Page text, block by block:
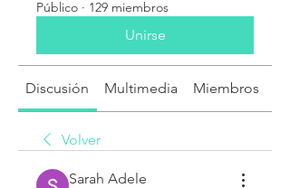
Público · 129 miembros
Unirse
Discusión Multimedia Miembros
Volver
Sarah Adele